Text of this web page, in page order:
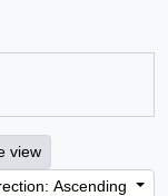
view
Ascending